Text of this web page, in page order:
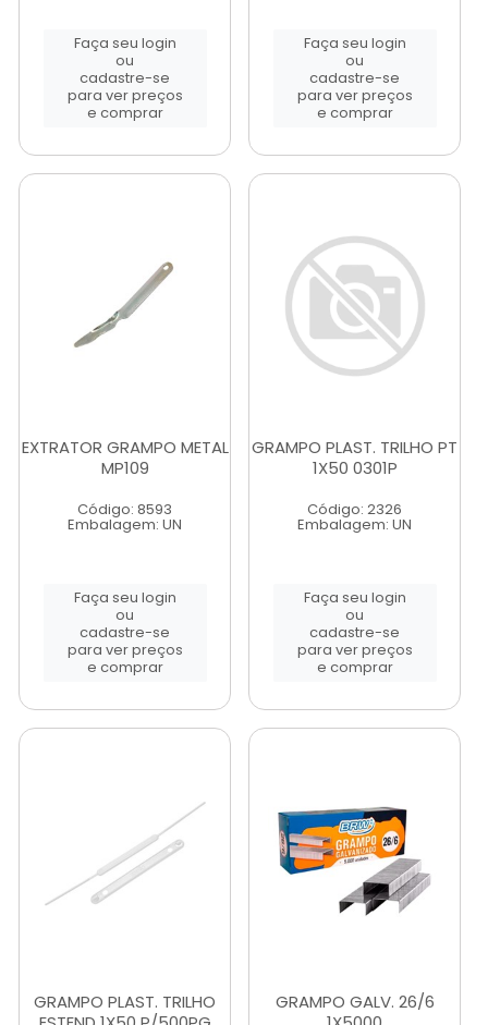
Faça seu login
ou
cadastre-se
para ver preços
e comprar
Faça seu login
ou
cadastre-se
para ver preços
e comprar
EXTRATOR GRAMPO METAL
MP109
Código: 8593
Embalagem: UN
Faça seu login
ou
cadastre-se
para ver preços
e comprar
GRAMPO PLAST. TRILHO PT
1X50 0301P
Código: 2326
Embalagem: UN
Faça seu login
ou
cadastre-se
para ver preços
e comprar
GRAMPO PLAST. TRILHO
GRAMPO GALV. 26/6